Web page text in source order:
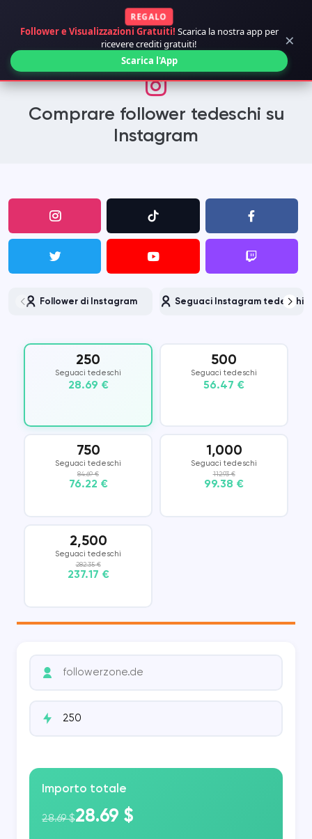
REGALO
Follower e Visualizzazioni Gratuiti! Scarica la nostra app per
ricevere crediti gratuiti!
Scarica l'App
×
Comprare follower tedeschi su
Instagram
Follower di Instagram Seguaci Instagram tedeschi
250
Seguaci tedeschi
28.69 €
500
Seguaci tedeschi
56.47 €
750
Seguaci tedeschi
84.69 €
76.22 €
1,000
Seguaci tedeschi
112.93 €
99.38 €
2,500
Seguaci tedeschi
282.35 €
237.17 €
Importo totale
28.69 $28.69 $